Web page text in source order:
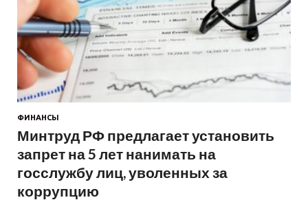
ФИНАНСЫ
Минтруд РФ предлагает установить
запрет на 5 лет нанимать на
госслужбу лиц, уволенных за
коррупцию